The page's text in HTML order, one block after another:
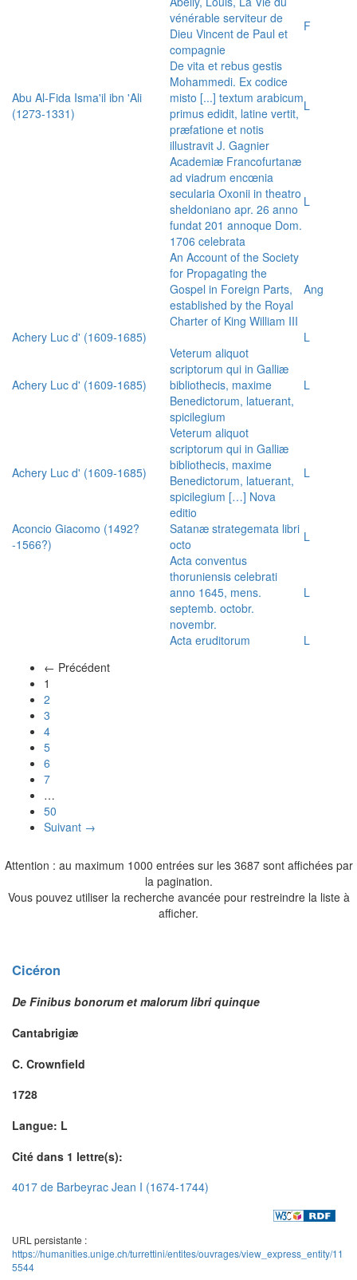
vénérable serviteur de
Dieu Vincent de Paul et
compagnie
F
Abu Al-Fida Isma'il ibn 'Ali
(1273-1331)
De vita et rebus gestis
Mohammedi. Ex codice
misto [...] textum arabicum
primus edidit, latine vertit,
præfatione et notis
illustravit J. Gagnier
L
Academiæ Francofurtanæ
ad viadrum encœnia
secularia Oxonii in theatro
sheldoniano apr. 26 anno
fundat 201 annoque Dom.
1706 celebrata
L
An Account of the Society
for Propagating the
Gospel in Foreign Parts,
established by the Royal
Charter of King William III
Ang
Achery Luc d' (1609-1685) L
Achery Luc d' (1609-1685)
Veterum aliquot
scriptorum qui in Galliæ
bibliothecis, maxime
Benedictorum, latuerant,
spicilegium
L
Achery Luc d' (1609-1685)
Veterum aliquot
scriptorum qui in Galliæ
bibliothecis, maxime
Benedictorum, latuerant,
spicilegium […] Nova
editio
L
Aconcio Giacomo (1492?
-1566?)
Satanæ strategemata libri
octo
L
Acta conventus
thoruniensis celebrati
anno 1645, mens.
septemb. octobr.
novembr.
L
Acta eruditorum
L
← Précédent
1
2
3
4
5
6
7
…
50
Suivant →
Attention : au maximum 1000 entrées sur les 3687 sont affichées par
la pagination.
Vous pouvez utiliser la recherche avancée pour restreindre la liste à
afficher.
Cicéron
De Finibus bonorum et malorum libri quinque
Cantabrigiæ
C. Crownfield
1728
Langue: L
Cité dans 1 lettre(s):
4017 de Barbeyrac Jean I (1674-1744)
URL persistante :
https://humanities.unige.ch/turrettini/entites/ouvrages/view_express_entity/11
5544